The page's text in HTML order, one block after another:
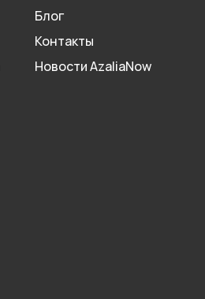
Блог
Контакты
Новости AzaliaNow